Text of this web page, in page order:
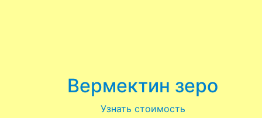
Вермектин зеро
Узнать стоимость